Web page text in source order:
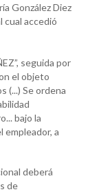
González Diez
cual accedió
seguida por
el objeto
(...) Se ordena
bajo la
empleador, a
deberá
de